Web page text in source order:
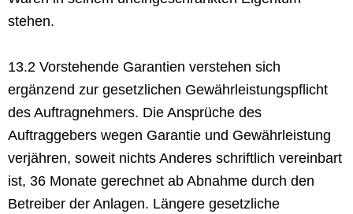
stehen.
13.2 Vorstehende Garantien verstehen sich
ergänzend zur gesetzlichen Gewährleistungspflicht
des Auftragnehmers. Die Ansprüche des
Auftraggebers wegen Garantie und Gewährleistung
verjähren, soweit nichts Anderes schriftlich vereinbart
ist, 36 Monate gerechnet ab Abnahme durch den
Betreiber der Anlagen. Längere gesetzliche